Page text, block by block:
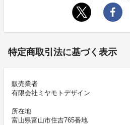
特定商取引法に基づく表示
販売業者
有限会社ミヤモトデザイン
所在地
富山県富山市住吉765番地